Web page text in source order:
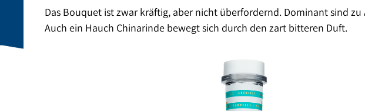
Das Bouquet ist zwar kräftig, aber nicht überfordernd. Dominant sind
Auch ein Hauch Chinarinde bewegt sich durch den zart bitteren Duft.